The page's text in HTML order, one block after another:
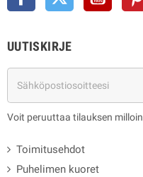
UUTISKIRJE
Voit peruuttaa tilauksen
Toimitusehdot
Puhelimen kuoret